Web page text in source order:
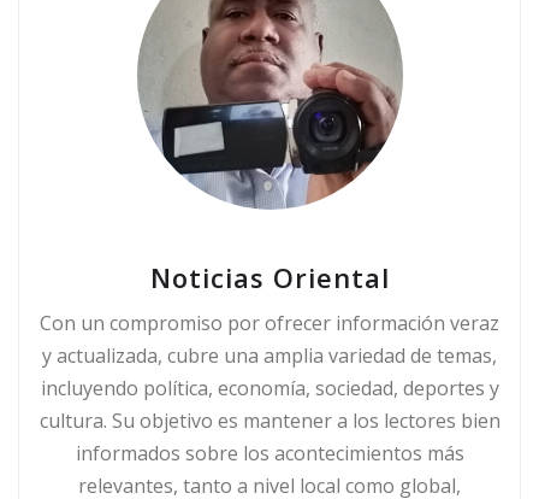
Noticias Oriental
Con un compromiso por ofrecer información veraz
y actualizada, cubre una amplia variedad de temas,
incluyendo política, economía, sociedad, deportes y
cultura. Su objetivo es mantener a los lectores bien
informados sobre los acontecimientos más
relevantes, tanto a nivel local como global,